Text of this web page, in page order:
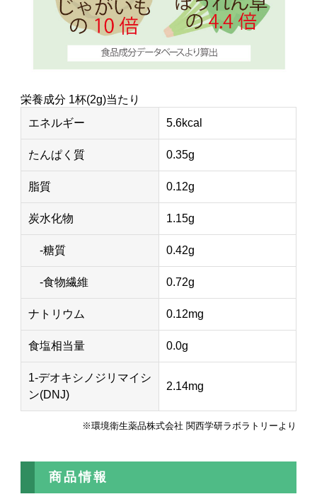
栄養成分 1杯(2g)当たり
エネルギー
5.6kcal
たんぱく質 0.35g
脂質 0.12g
炭水化物 1.15g
-糖質 0.42g
-食物繊維 0.72g
ナトリウム 0.12mg
食塩相当量 0.0g
1-デオキシノジリマイシ
ン(DNJ)
2.14mg
※環境衛生薬品株式会社 関西学研ラボラトリーより
商品情報